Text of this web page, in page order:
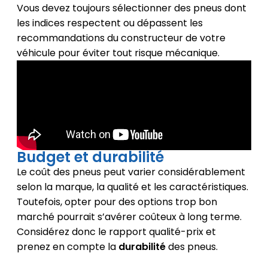
Vous devez toujours sélectionner des pneus dont
les indices respectent ou dépassent les
recommandations du constructeur de votre
véhicule pour éviter tout risque mécanique.
Budget et durabilité
Le coût des pneus peut varier considérablement
selon la marque, la qualité et les caractéristiques.
Toutefois, opter pour des options trop bon
marché pourrait s’avérer coûteux à long terme.
Considérez donc le rapport qualité-prix et
prenez en compte la durabilitédes pneus.